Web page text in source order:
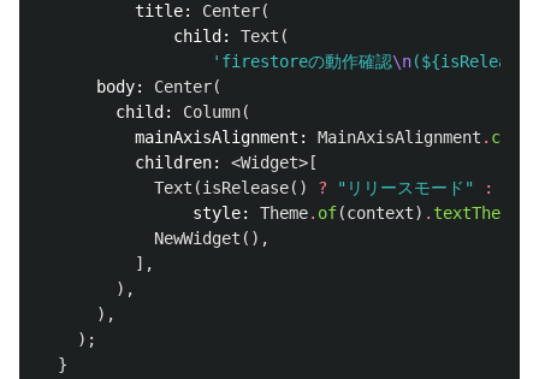
title:
Center(
child:
Text (
'firestoreの動作確認\n(
body:
Center(
child:
Column(
mainAxisAlignment:
MainAxisAlignment .
children:
<Widget>[
Text (isRelease() ? "リリースモード" :
style:
Theme. of(context) . textTheme
NewWidget (),
],
),
),
);
}